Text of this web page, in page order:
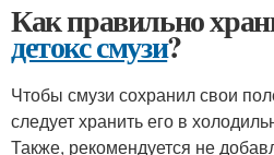
Как правильно
детокс смузи?
Чтобы смузи сохранил свои
следует хранить его в
Также, рекомендуется не